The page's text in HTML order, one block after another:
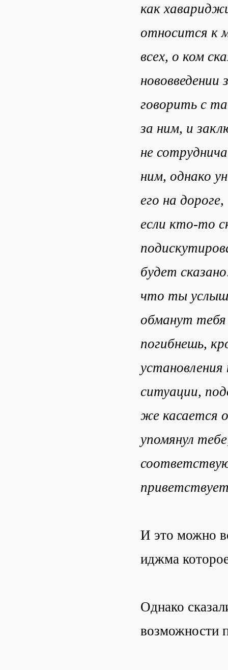
как
относится к
всех, о ком
говорить с
за ним, и
не
ним, однако
его на
если кто-то
будет
что ты
обманут
погибнешь,
ситуации,
же касается
упомянул
И это можно
иджма
Однако
возможности